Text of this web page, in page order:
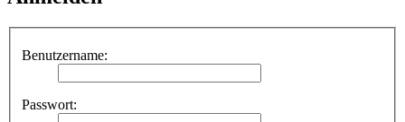
Benutzername:
Passwort: